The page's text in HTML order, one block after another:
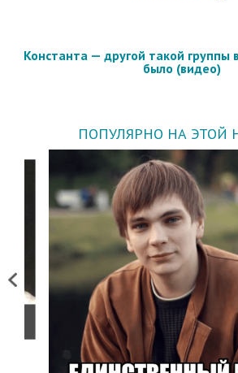
Константа — другой такой группы
было (видео)
ПОПУЛЯРНО НА ЭТОЙ
Previous